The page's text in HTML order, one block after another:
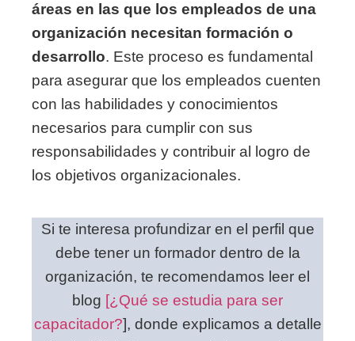
áreas en las que los empleados de una
organización necesitan formación o
desarrollo. Este proceso es fundamental
para asegurar que los empleados cuenten
con las habilidades y conocimientos
necesarios para cumplir con sus
responsabilidades y contribuir al logro de
los objetivos organizacionales.
Si te interesa profundizar en el perfil que
debe tener un formador dentro de la
organización, te recomendamos leer el
blog [¿Qué se estudia para ser
capacitador?], donde explicamos a detalle